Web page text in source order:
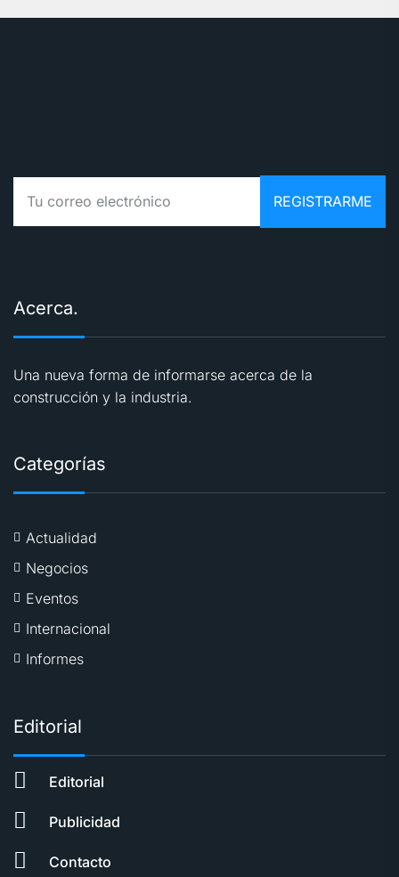
Acerca.
Una nueva forma de informarse acerca de la
construcción y la industria.
Categorías
Actualidad
Negocios
Eventos
Internacional
Informes
Editorial
Editorial
Publicidad
Contacto